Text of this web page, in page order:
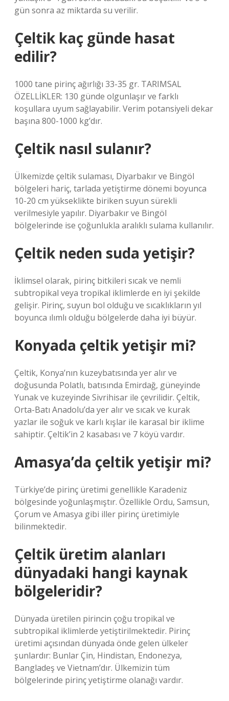
gün sonra az miktarda su verilir.
Çeltik kaç günde hasat
edilir?
1000 tane pirinç ağırlığı 33-35 gr. TARIMSAL
ÖZELLİKLER: 130 günde olgunlaşır ve farklı
koşullara uyum sağlayabilir. Verim potansiyeli dekar
başına 800-1000 kg’dır.
Çeltik nasıl sulanır?
Ülkemizde çeltik sulaması, Diyarbakır ve Bingöl
bölgeleri hariç, tarlada yetiştirme dönemi boyunca
10-20 cm yükseklikte biriken suyun sürekli
verilmesiyle yapılır. Diyarbakır ve Bingöl
bölgelerinde ise çoğunlukla aralıklı sulama kullanılır.
Çeltik neden suda yetişir?
İklimsel olarak, pirinç bitkileri sıcak ve nemli
subtropikal veya tropikal iklimlerde en iyi şekilde
gelişir. Pirinç, suyun bol olduğu ve sıcaklıkların yıl
boyunca ılımlı olduğu bölgelerde daha iyi büyür.
Konyada çeltik yetişir mi?
Çeltik, Konya’nın kuzeybatısında yer alır ve
doğusunda Polatlı, batısında Emirdağ, güneyinde
Yunak ve kuzeyinde Sivrihisar ile çevrilidir. Çeltik,
Orta-Batı Anadolu’da yer alır ve sıcak ve kurak
yazlar ile soğuk ve karlı kışlar ile karasal bir iklime
sahiptir. Çeltik’in 2 kasabası ve 7 köyü vardır.
Amasya’da çeltik yetişir mi?
Türkiye’de pirinç üretimi genellikle Karadeniz
bölgesinde yoğunlaşmıştır. Özellikle Ordu, Samsun,
Çorum ve Amasya gibi iller pirinç üretimiyle
bilinmektedir.
Çeltik üretim alanları
dünyadaki hangi kaynak
bölgeleridir?
Dünyada üretilen pirincin çoğu tropikal ve
subtropikal iklimlerde yetiştirilmektedir. Pirinç
üretimi açısından dünyada önde gelen ülkeler
şunlardır: Bunlar Çin, Hindistan, Endonezya,
Bangladeş ve Vietnam’dır. Ülkemizin tüm
bölgelerinde pirinç yetiştirme olanağı vardır.